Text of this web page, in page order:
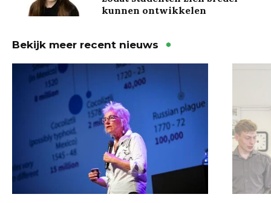
kunnen ontwikkelen
Bekijk meer recent nieuws